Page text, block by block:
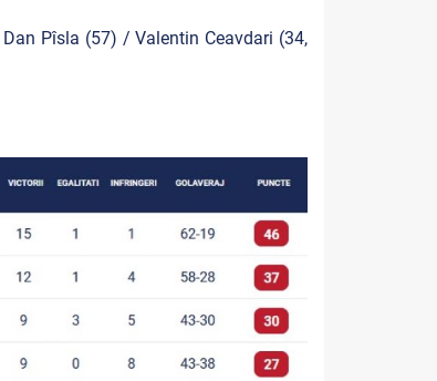
Pîsla (57) / Valentin Ceavdari (34,